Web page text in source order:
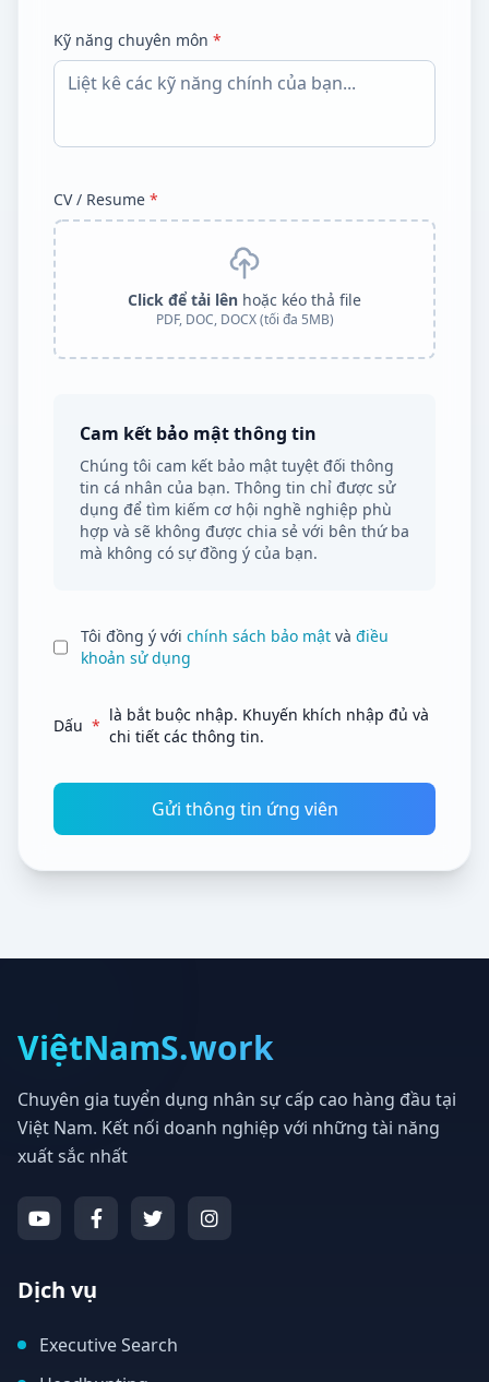
Kỹ năng chuyên môn *
CV / Resume *
Click để tải lên hoặc kéo thả file
PDF, DOC, DOCX (tối đa 5MB)
Cam kết bảo mật thông tin
Chúng tôi cam kết bảo mật tuyệt đối thông
tin cá nhân của bạn. Thông tin chỉ được sử
dụng để tìm kiếm cơ hội nghề nghiệp phù
hợp và sẽ không được chia sẻ với bên thứ ba
mà không có sự đồng ý của bạn.
Tôi đồng ý vớichính sách bảo mậtvàđiều
khoản sử dụng
Dấu *
là bắt buộc nhập. Khuyến khích nhập đủ và
chi tiết các thông tin.
Gửi thông tin ứng viên
ViệtNamS.work
Chuyên gia tuyển dụng nhân sự cấp cao hàng đầu tại
Việt Nam. Kết nối doanh nghiệp với những tài năng
xuất sắc nhất
Dịch vụ
Executive Search